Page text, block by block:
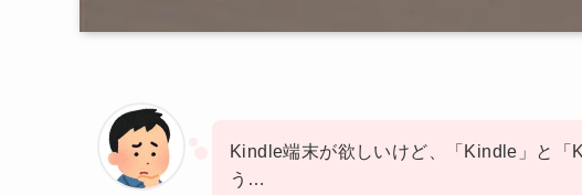
Kindle端末が欲しいけど、「Kindle」と「
う…